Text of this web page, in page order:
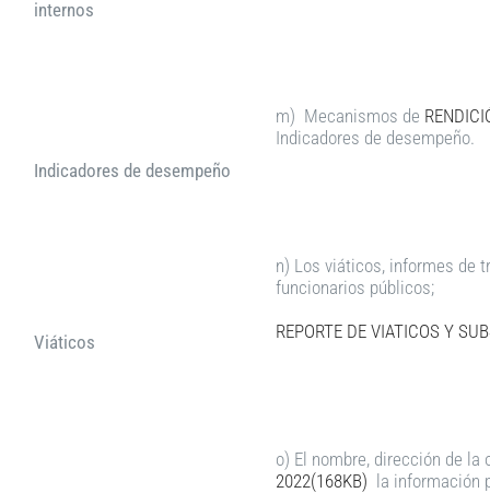
internos
Indicadores de desempeño
m) Mecanismos de
Indicadores de desempeño.
Viáticos
n) Los viáticos, informes de
funcionarios públicos;
REPORTE DE VIATICOS Y
o) El nombre, dirección de
2022(168KB) la información